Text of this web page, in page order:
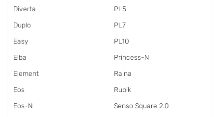
Diverta
Duplo
Easy
Elba
Element
Eos
Eos-N
PL5
PL7
PL10
Princess-N
Raina
Rubik
Senso Square 2.0